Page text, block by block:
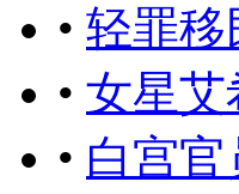
• 轻罪移
• 女星艾
• 白宫